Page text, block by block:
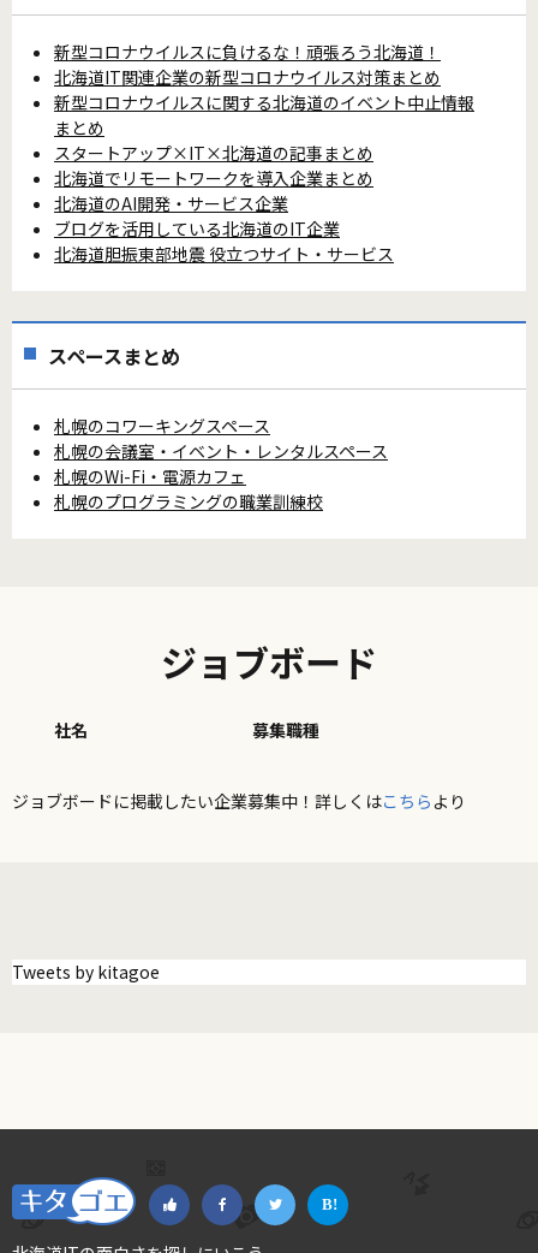
新型コロナウイルスに負けるな！頑張ろう北海道！
北海道IT関連企業の新型コロナウイルス対策まとめ
新型コロナウイルスに関する北海道のイベント中止情報
まとめ
スタートアップ×IT×北海道の記事まとめ
北海道でリモートワークを導入企業まとめ
北海道のAI開発・サービス企業
ブログを活用している北海道のIT企業
北海道胆振東部地震 役立つサイト・サービス
スペースまとめ
札幌のコワーキングスペース
札幌の会議室・イベント・レンタルスペース
札幌のWi-Fi・電源カフェ
札幌のプログラミングの職業訓練校
ジョブボード
社名 募集職種
ジョブボードに掲載したい企業募集中！詳しくはこちら より
Tweets by kitagoe